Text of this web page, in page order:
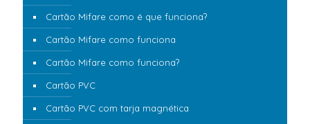
Cartão Mifare como é que funciona?
Cartão Mifare como funciona
Cartão Mifare como funciona?
Cartão PVC
Cartão PVC com tarja magnética